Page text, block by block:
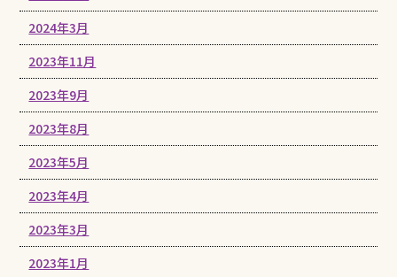
2024年3月
2023年11月
2023年9月
2023年8月
2023年5月
2023年4月
2023年3月
2023年1月